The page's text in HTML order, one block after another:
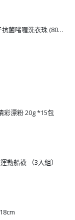
[J111043] 日本BON BON銀離子抗菌啫喱洗衣珠 (80粒)
彩漂粉 20g *15包
動船襪 （3入組）